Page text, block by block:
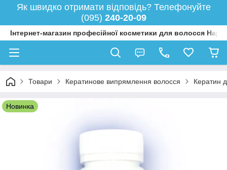
Як швидко отримати відповідь? Телефонуйте
(095) 240-20-09
Інтернет-магазин професійної косметики для волосся
Товари Кератинове випрямлення волосся Кератин
Новинка